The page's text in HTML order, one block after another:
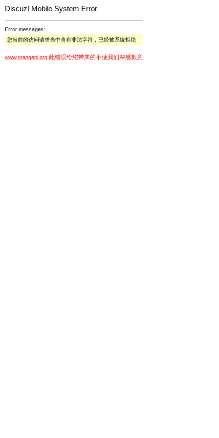
Discuz! Mobile System Error
Error messages:
您当前的访问请求当中含有非法字符，已经被系统拒绝
www.orangepi.org 此错误给您带来的不便我们深感歉意